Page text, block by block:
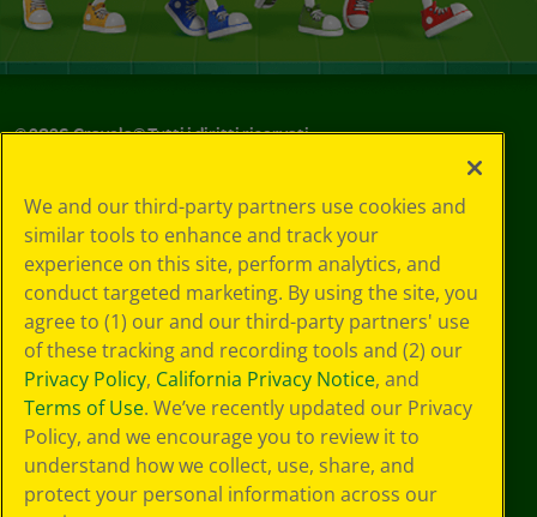
©2026Crayola® Tutti i diritti riservati.
in materia di
privacy
Informativa sulla
privacy
Termini SMS
GDPR
Informativa sulla
privacy di CA
Technologies
Preferenze cookie
Condizioni d'uso
Accessibilità web
We and our third-party partners use cookies and
similar tools to enhance and track your
experience on this site, perform analytics, and
conduct targeted marketing. By using the site, you
agree to (1) our and our third-party partners' use
of these tracking and recording tools and (2) our
Privacy Policy, California Privacy Notice, and
Terms of Use. We’ve recently updated our Privacy
Policy, and we encourage you to review it to
understand how we collect, use, share, and
protect your personal information across our